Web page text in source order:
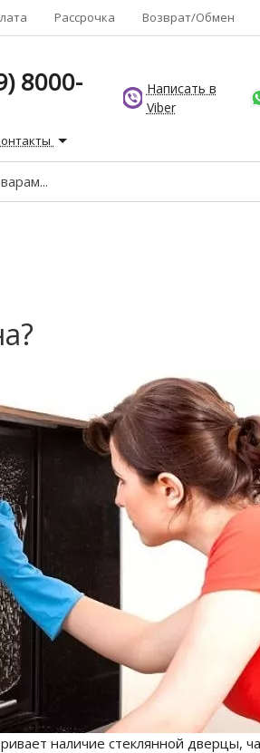
Рассрочка Возврат/Обмен
8000-
Написать в
Viber
наличие стеклянной дверцы,